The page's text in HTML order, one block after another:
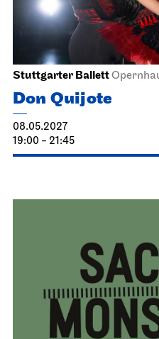
Staatsoper Stuttgart
17.04.2027